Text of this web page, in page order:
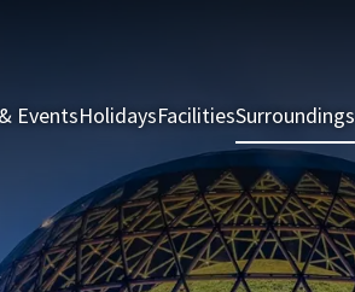
EventsHolidaysFacilitiesSurroundings